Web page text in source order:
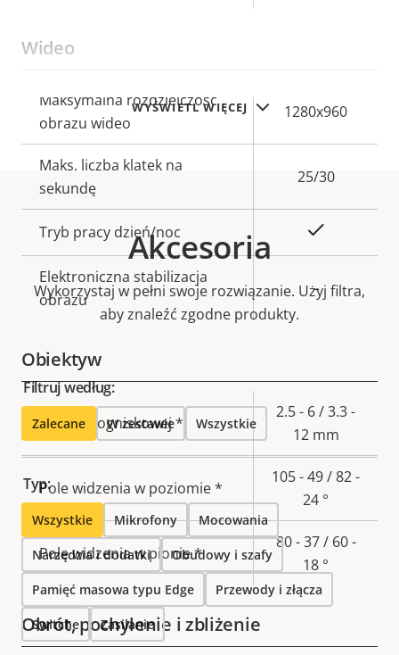
WYŚWIETL WIĘCEJ
Wideo
Opis
nieruchomości
Wartość
Maksymalna rozdzielczość
obrazu wideo
1280x960
Maks. liczba klatek na
sekundę
25/30
Tryb pracy dzień/noc
Elektroniczna stabilizacja
obrazu
–
Obiektyw
Opis
nieruchomości
Wartość
nieruchomości
Długość ogniskowej *
2.5 - 6 / 3.3 -
12 mm
Pole widzenia w poziomie *
105 - 49 / 82 -
24 °
Pole widzenia w pionie *
80 - 37 / 60 -
18 °
Obrót, pochylenie i zbliżenie
Akcesoria
Wykorzystaj w pełni swoje rozwiązanie. Użyj filtra,
aby znaleźć zgodne produkty.
Filtruj według:
Zalecane W zestawie Wszystkie
Typ:
Wszystkie Mikrofony Mocowania
Narzędzia i dodatki Obudowy i szafy
Pamięć masowa typu Edge Przewody i złącza
Switche Zasilanie